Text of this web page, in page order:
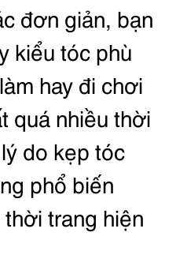
đơn giản, bạn
kiểu tóc phù
hay đi chơi
quá nhiều thời
do kẹp tóc
phổ biến
trang hiện